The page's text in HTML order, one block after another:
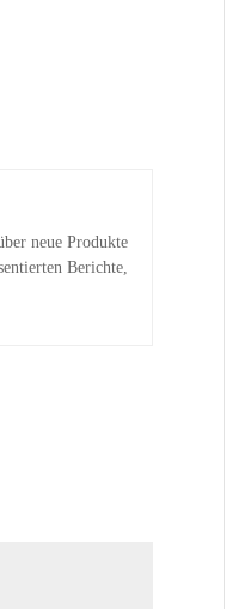
neue Produkte
Berichte,